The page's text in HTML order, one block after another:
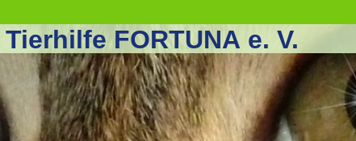
Tierhilfe FORTUNA e. V.